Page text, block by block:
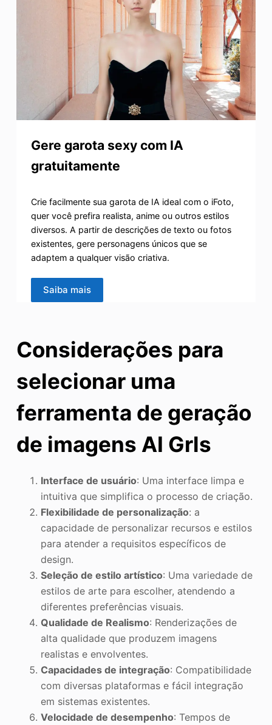
Gere garota sexy com IA
gratuitamente
Crie facilmente sua garota de IA ideal com o iFoto,
quer você prefira realista, anime ou outros estilos
diversos. A partir de descrições de texto ou fotos
existentes, gere personagens únicos que se
adaptem a qualquer visão criativa.
Saiba mais
Considerações para
selecionar uma
ferramenta de geração
de imagens AI Grls
Interface de usuário: Uma interface limpa e
intuitiva que simplifica o processo de criação.
Flexibilidade de personalização: a
capacidade de personalizar recursos e estilos
para atender a requisitos específicos de
design.
Seleção de estilo artístico: Uma variedade de
estilos de arte para escolher, atendendo a
diferentes preferências visuais.
Qualidade de Realismo: Renderizações de
alta qualidade que produzem imagens
realistas e envolventes.
Capacidades de integração: Compatibilidade
com diversas plataformas e fácil integração
em sistemas existentes.
Velocidade de desempenho: Tempos de